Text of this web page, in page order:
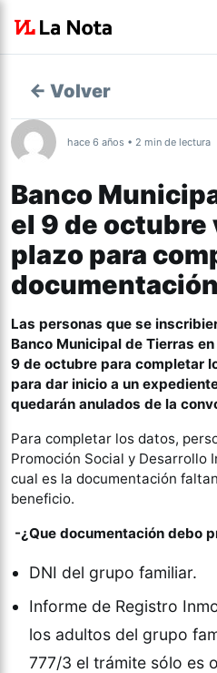
← Volver
hace 6 años • 2 min de lectura
Banco
el 9 de octubre
plazo para
documentación
Las personas que se
Banco Municipal de Tierras
9 de octubre para completar
para dar inicio a un
quedarán anulados de la
Para completar los datos,
Promoción Social y Desarrollo
cual es la documentación
beneficio.
-¿Que documentación debo
DNI del grupo familiar.
Informe de Registro
los adultos del grupo
777/3 el trámite sólo es